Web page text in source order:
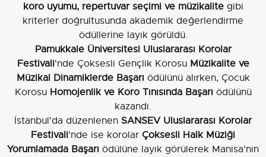
koro uyumu, repertuvar seçimi ve müzikalitegibi
kriterler doğrultusunda akademik değerlendirme
ödüllerine layık görüldü.
Pamukkale Üniversitesi Uluslararası Korolar
Festivali'nde Çoksesli Gençlik Korosu Müzikalite ve
Müzikal Dinamiklerde Başarı ödülünü alırken, Çocuk
Korosu Homojenlik ve Koro Tınısında Başarı ödülünü
kazandı.
İstanbul'da düzenlenen SANSEV Uluslararası Korolar
Festivali'nde ise korolar Çoksesli Halk Müziği
Yorumlamada Başarı ödülüne layık görülerek Manisa'nın